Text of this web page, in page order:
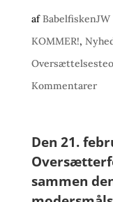
afBabelfiskenJW
KOMMER!,
Kommentarer
Den 21.
sammen